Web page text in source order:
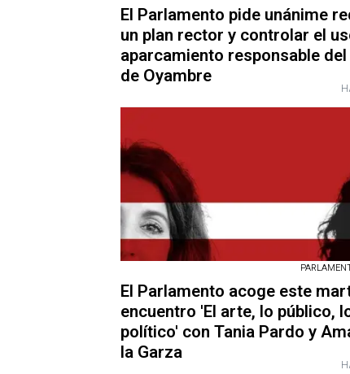
El Parlamento pide unánime
un plan rector y controlar el
aparcamiento responsable
de Oyambre
El Parlamento acoge este
encuentro 'El arte, lo público,
político' con Tania Pardo y
la Garza